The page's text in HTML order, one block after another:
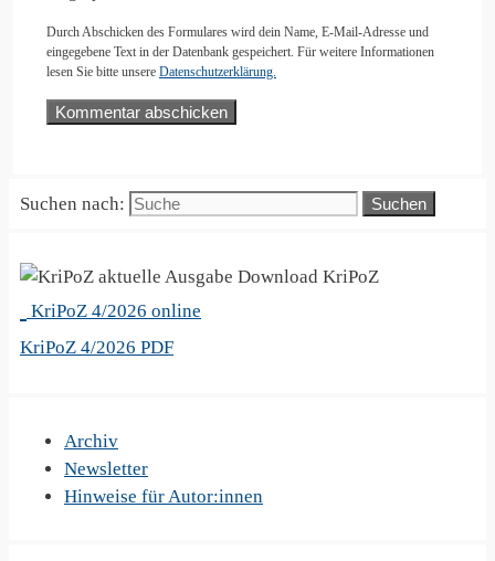
Durch Abschicken des Formulares wird dein Name, E-Mail-Adresse und
eingegebene Text in der Datenbank gespeichert. Für weitere Informationen
lesen Sie bitte unsere Datenschutzerklärung.
Suchen nach:
KriPoZ
KriPoZ 4/2026 online
KriPoZ 4/2026 PDF
Archiv
Newsletter
Hinweise für Autor:innen